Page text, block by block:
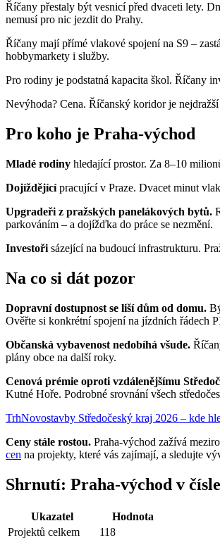
Říčany přestaly být vesnicí před dvaceti lety.
nemusí pro nic jezdit do Prahy.
Říčany mají přímé vlakové spojení na S9 –
hobbymarkety i služby.
Pro rodiny je podstatná kapacita škol. Říčany
Nevýhoda? Cena. Říčanský koridor je
Pro koho je Praha-východ
Mladé rodiny hledající prostor. Za 8–10
Dojíždějícípracující v Praze. Dvacet minut
Upgradeři z pražských panelákových bytů.
parkováním – a dojížďka do práce se nezmění.
Investoři sázející na budoucí infrastrukturu.
Na co si dát pozor
Dopravní dostupnost se liší dům od domu.
Ověřte si konkrétní spojení na jízdních řádech
Občanská vybavenost nedobíhá všude.
plány obce na další roky.
Cenová prémie oproti vzdálenějšímu
Kutné Hoře. Podrobné srovnání všech
TrhNovostavby Středočeský kraj 2026 – kde
Ceny stále rostou. Praha-východ zažívá
cen na projekty, které vás zajímají, a sledujte
Shrnutí: Praha-východ v
Ukazatel
Hodnota
Projektů celkem
118